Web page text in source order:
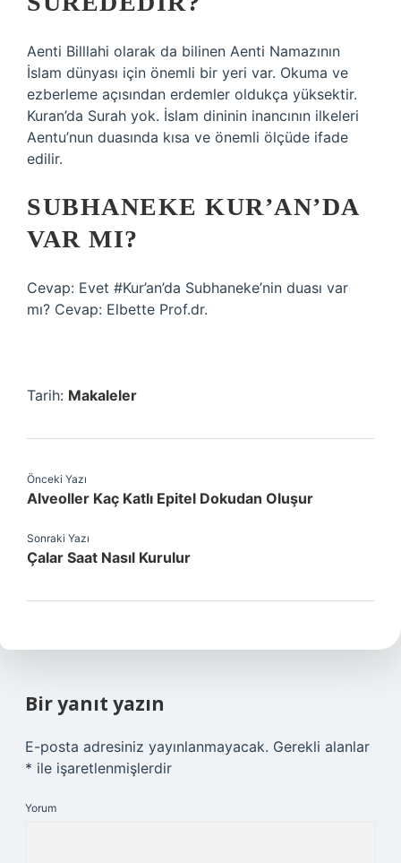
Aenti Billlahi olarak da bilinen Aenti Namazının
İslam dünyası için önemli bir yeri var. Okuma ve
ezberleme açısından erdemler oldukça yüksektir.
Kuran’da Surah yok. İslam dininin inancının ilkeleri
Aentu’nun duasında kısa ve önemli ölçüde ifade
edilir.
SUBHANEKE KUR’AN’DA
VAR MI?
Cevap: Evet #Kur’an’da Subhaneke’nin duası var
mı? Cevap: Elbette Prof.dr.
Tarih: Makaleler
Önceki Yazı
Alveoller Kaç Katlı Epitel Dokudan Oluşur
Sonraki Yazı
Çalar Saat Nasıl Kurulur
Bir yanıt yazın
E-posta adresiniz yayınlanmayacak. Gerekli alanlar
* ile işaretlenmişlerdir
Yorum